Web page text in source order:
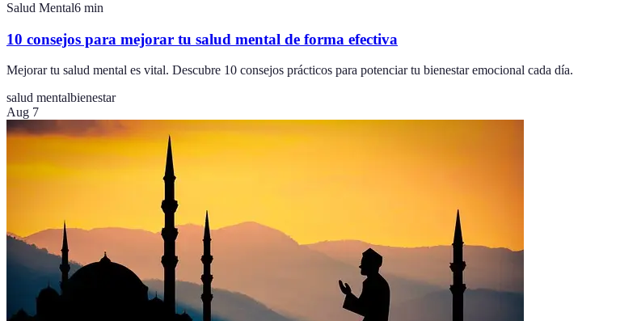
Salud Mental6 min
10 consejos para mejorar tu salud mental de forma efectiva
Mejorar tu salud mental es vital. Descubre 10 consejos prácticos para potenciar tu bienestar emocional cada día.
salud mentalbienestar
Aug 7